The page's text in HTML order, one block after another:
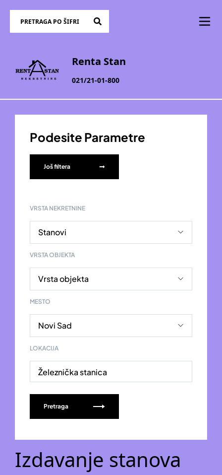
Renta Stan
021/21-01-800
Podesite Parametre
Još filtera
VRSTA NEKRETNINE
VRSTA OBJEKTA
MESTO
LOKACIJA
Železnička stanica
Pretraga
Izdavanje stanova